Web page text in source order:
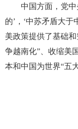
中国方面，党
的’，‘中苏矛盾大
美政策提供了基础
争越南化”、收缩美
本和中国为世界“五